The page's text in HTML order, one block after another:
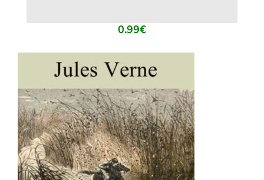
0.99€
AJOUTER AU PANIER / DÉTAILS